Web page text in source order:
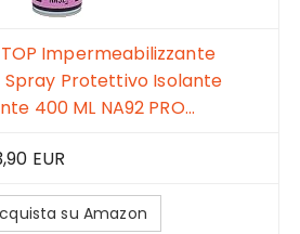
Impermeabilizzante
Protettivo Isolante
400 ML NA92 PRO...
EUR
su Amazon